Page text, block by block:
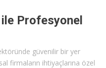
ile Profesyonel
güvenilir bir yer
firmaların ihtiyaçlarına özel